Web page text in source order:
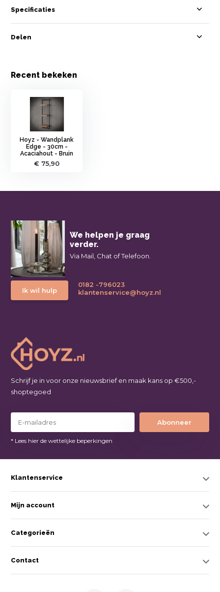
Specificaties
Delen
Recent bekeken
Hoyz - Wandplank
Edge - 30cm -
Acaciahout - Bruin
€ 75,90
We helpen je graag
verder.
Via Mail, Chat of Telefoon.
Ik wil hulp
0182 -796023
klantenservice@hoyz.nl
Schrijf je in voor onze nieuwsbrief en maak kans op €500,-
shoptegoed
Abonneer
* Lees hier de wettelijke beperkingen
Klantenservice
Mijn account
Categorieën
Contact